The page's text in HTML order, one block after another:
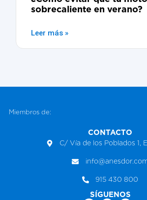
sobrecaliente en verano?
Leer más »
Miembros de:
CONTACTO
C/ Vía de los Poblados 1,
915 430 800
SÍGUENOS